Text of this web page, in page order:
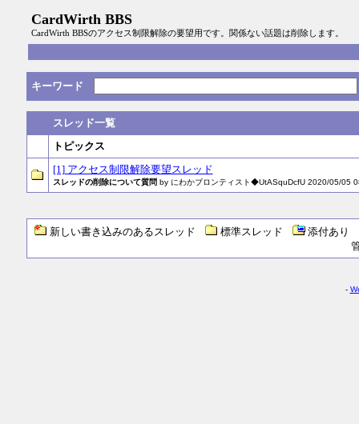
CardWirth BBS
CardWirth BBSのアクセス制限解除の要望用です。関係ない話題は削除します。
キーワード
スレッド一覧
トピックス
[1] アクセス制限解除要望スレッド
スレッドの削除について質問 by にわかブロンティスト◆UtASquDcfU 2020/05/05
新しい書き込みのあるスレッド 標準スレッド
添付あり
-